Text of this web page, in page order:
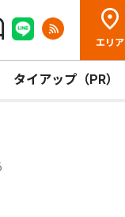
エリア
タイアップ（PR）